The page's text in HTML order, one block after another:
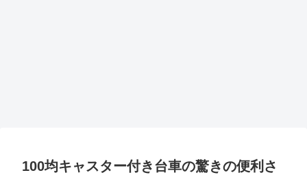
100均キャスター付き台車の驚きの便利さ